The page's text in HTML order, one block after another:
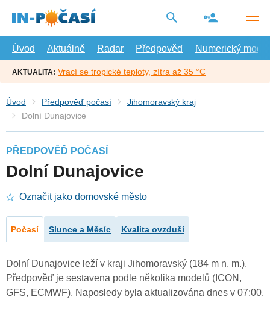
hlavní
Úvod
Aktuálně Radar Předpověď Numerický model
AKTUALITA: Vrací se tropické teploty, zítra až 35 °C
Úvod Předpověď počasí
Jihomoravský kraj
Dolní Dunajovice
PŘEDPOVĚĎ POČASÍ
Dolní Dunajovice
Označit jako domovské město
Počasí Slunce a Měsíc Kvalita ovzduší
Dolní Dunajovice leží v kraji Jihomoravský (184 m n. m.).
Předpověď je sestavena podle několika modelů (ICON,
GFS, ECMWF). Naposledy byla aktualizována dnes v 07:00.